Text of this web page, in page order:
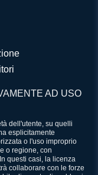
AD USO
dell'utente, su quelli
esplicitamente
o l'uso improprio
o regione, con
questi casi, la licenza
collaborare con le forze